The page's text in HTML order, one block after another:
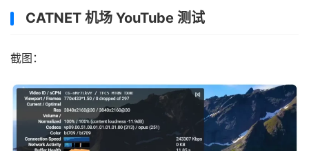
CATNET 机场 YouTube 测试
截图：